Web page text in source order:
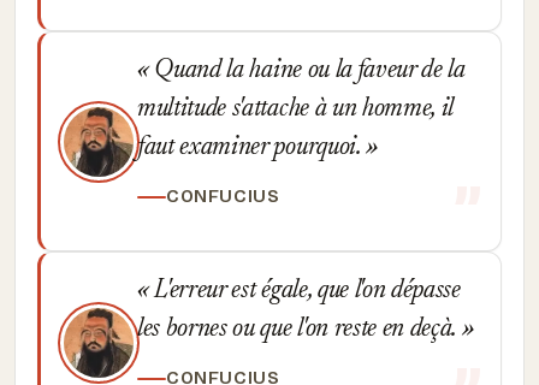
Quand la haine ou la faveur de la
multitude s'attache à un homme, il
faut examiner pourquoi.
CONFUCIUS
L'erreur est égale, que l'on dépasse
les bornes ou que l'on reste en deçà.
CONFUCIUS